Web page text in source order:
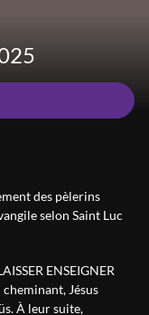
des pèlerins
selon Saint Luc
ENSEIGNER
cheminant, Jésus
À leur suite,